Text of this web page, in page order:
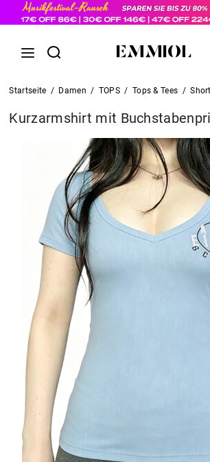
Startseite / Damen / TOPS / Tops & Tees /
Kurzarmshirt mit